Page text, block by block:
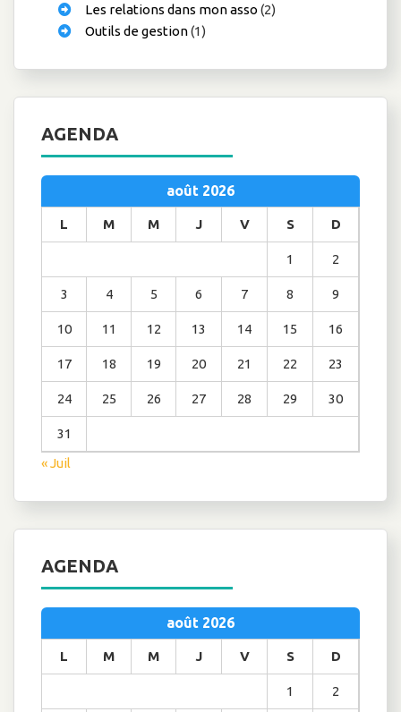
Les relations dans mon asso (2)
Outils de gestion(1)
AGENDA
août 2026
L M M J V S D
1 2
3 4 5 6 7 8 9
10 11 12 13 14 15 16
17 18 19 20 21 22 23
24 25 26 27 28 29 30
31
« Juil
AGENDA
août 2026
L M M J V S D
1 2